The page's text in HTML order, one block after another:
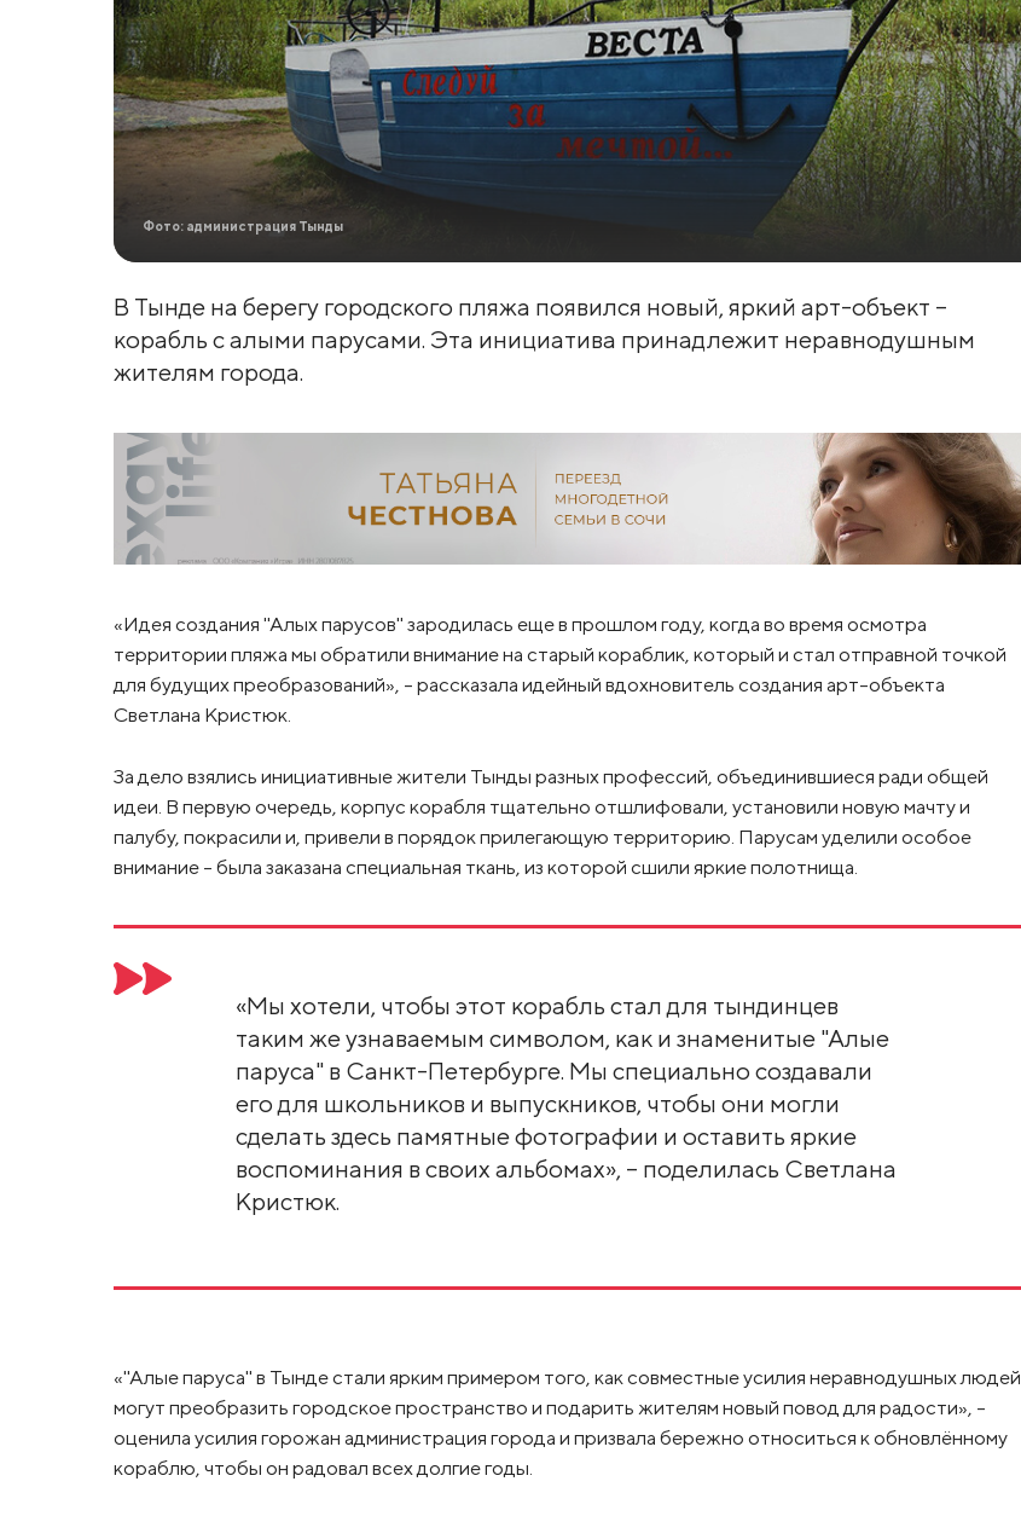
Фото: администрация Тынды
В Тынде на берегу городского пляжа появился новый, яркий арт-объект –
корабль с алыми парусами. Эта инициатива принадлежит неравнодушным
жителям города.
«Идея создания "Алых парусов" зародилась еще в прошлом году, когда во время осмотра
территории пляжа мы обратили внимание на старый кораблик, который и стал отправной точкой
для будущих преобразований», – рассказала идейный вдохновитель создания арт-объекта
Светлана Кристюк.
За дело взялись инициативные жители Тынды разных профессий, объединившиеся ради общей
идеи. В первую очередь, корпус корабля тщательно отшлифовали, установили новую мачту и
палубу, покрасили и, привели в порядок прилегающую территорию. Парусам уделили особое
внимание – была заказана специальная ткань, из которой сшили яркие полотнища.
«Мы хотели, чтобы этот корабль стал для тындинцев
таким же узнаваемым символом, как и знаменитые "Алые
паруса" в Санкт-Петербурге. Мы специально создавали
его для школьников и выпускников, чтобы они могли
сделать здесь памятные фотографии и оставить яркие
воспоминания в своих альбомах», – поделилась Светлана
Кристюк.
«"Алые паруса" в Тынде стали ярким примером того, как совместные усилия неравнодушных людей
могут преобразить городское пространство и подарить жителям новый повод для радости», –
оценила усилия горожан администрация города и призвала бережно относиться к обновлённому
кораблю, чтобы он радовал всех долгие годы.